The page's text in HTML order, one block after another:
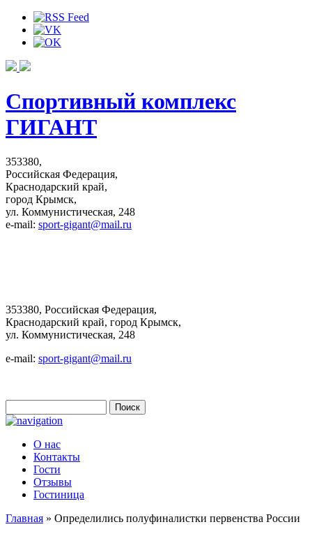
Спортивный комплекс
ГИГАНТ
353380,
Российская Федерация,
Краснодарский край,
город Крымск,
ул. Коммунистическая, 248
e-mail: sport-gigant@mail.ru
353380, Российская Федерация,
Краснодарский край, город Крымск,
ул. Коммунистическая, 248
e-mail: sport-gigant@mail.ru
Форма поиска
О нас
Контакты
Гости
Отзывы
Гостиница
Главная » Определились полуфиналистки первенства России